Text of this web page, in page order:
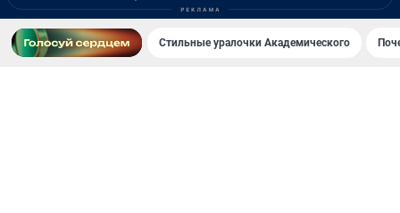
Стильные уралочки Академического